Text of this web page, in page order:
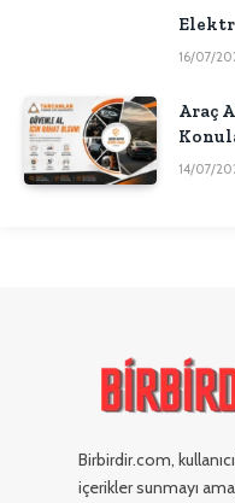
16/07/
Araç
14/07/
Birbirdir.com,
içerikler sunmayı